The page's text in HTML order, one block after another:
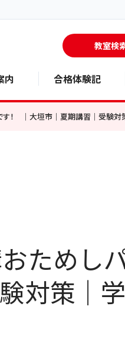
教室検
内 合格体験記
｜大垣市｜夏期講習｜受験対
ためし
対策｜